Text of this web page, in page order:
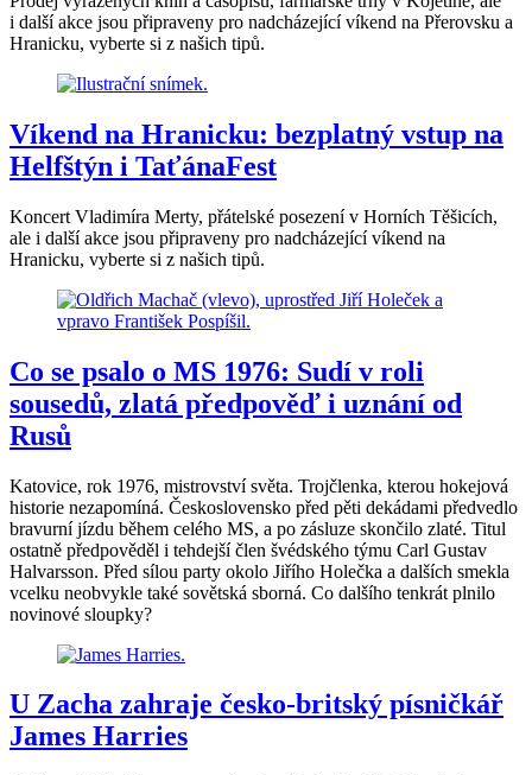
i další akce jsou připraveny pro nadcházející víkend na Přerovsku a
Hranicku, vyberte si z našich tipů.
Víkend na Hranicku: bezplatný vstup na
Helfštýn i TaťánaFest
Koncert Vladimíra Merty, přátelské posezení v Horních Těšicích,
ale i další akce jsou připraveny pro nadcházející víkend na
Hranicku, vyberte si z našich tipů.
Co se psalo o MS 1976: Sudí v roli
sousedů, zlatá předpověď i uznání od
Rusů
Katovice, rok 1976, mistrovství světa. Trojčlenka, kterou hokejová
historie nezapomíná. Československo před pěti dekádami předvedlo
bravurní jízdu během celého MS, a po zásluze skončilo zlaté. Titul
ostatně předpověděl i tehdejší člen švédského týmu Carl Gustav
Halvarsson. Před sílou party okolo Jiřího Holečka a dalších smekla
vcelku neobvykle také sovětská sborná. Co dalšího tenkrát plnilo
novinové sloupky?
U Zacha zahraje česko-britský písničkář
James Harries